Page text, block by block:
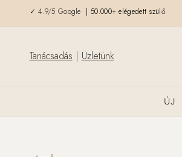
✓ 4.9/5 Google | 50.000+ elégedett szülő
Tanácsadás | Üzletünk
ÚJ